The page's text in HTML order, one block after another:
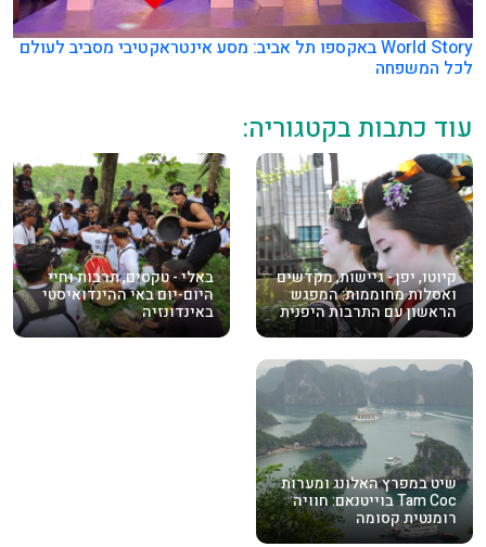
World Story באקספו תל אביב: מסע אינטראקטיבי מסביב לעולם
לכל המשפחה
עוד כתבות בקטגוריה:
קיוטו, יפן - גיישות, מקדשים
ואסלות מחוממות: המפגש
הראשון עם התרבות היפנית
באלי - טקסים, תרבות וחיי
היום-יום באי ההינדואיסטי
באינדונזיה
שיט במפרץ האלונג ומערות
Tam Coc בוייטנאם: חוויה
רומנטית קסומה